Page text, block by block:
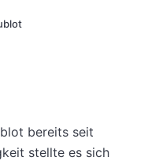
bereits seit
stellte es sich